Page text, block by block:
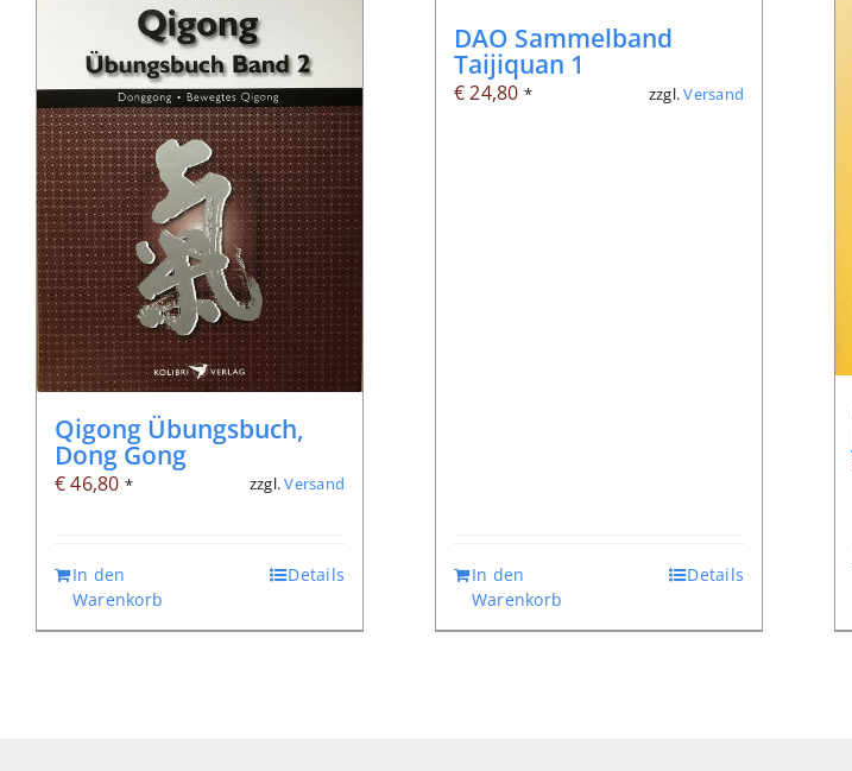
Qigong Übungsbuch,
Dong Gong
€46,80 * zzgl.Versand
In den
Warenkorb
Details
DAO Sammelband
Taijiquan 1
€24,80 * zzgl.Versand
In den
Warenkorb
Details